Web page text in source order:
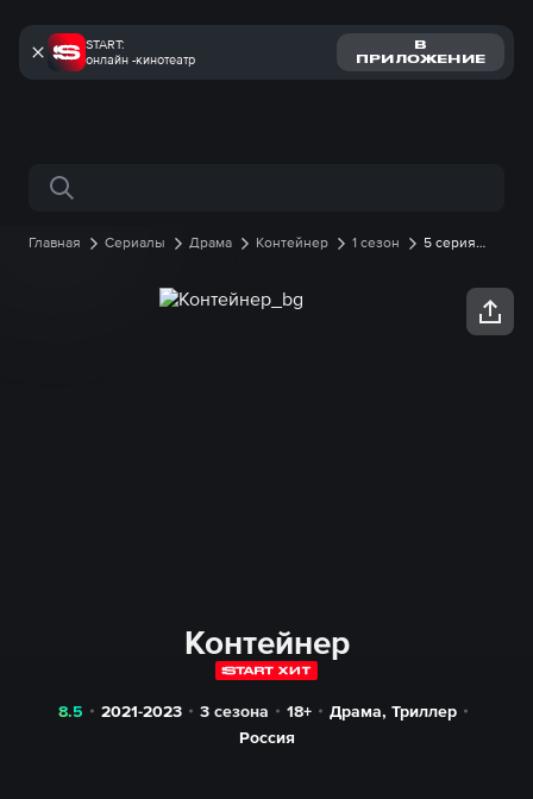
START:
онлайн -кинотеатр
В
ПРИЛОЖЕНИЕ
Поиск по сайту
Главная Сериалы Драма Контейнер 1 сезон
5 серия
Контейнер
8.5 2021-2023 3 сезона 18+ Драма,Триллер
Россия